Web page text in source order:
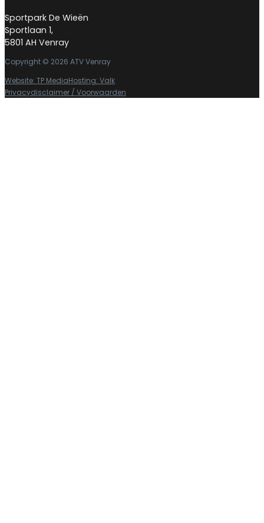
Sportpark De Wieën
Sportlaan 1,
5801 AH Venray
Copyright © 2026 ATV Venray
Website: TP MediaHosting: Valk
Privacydisclaimer / Voorwaarden